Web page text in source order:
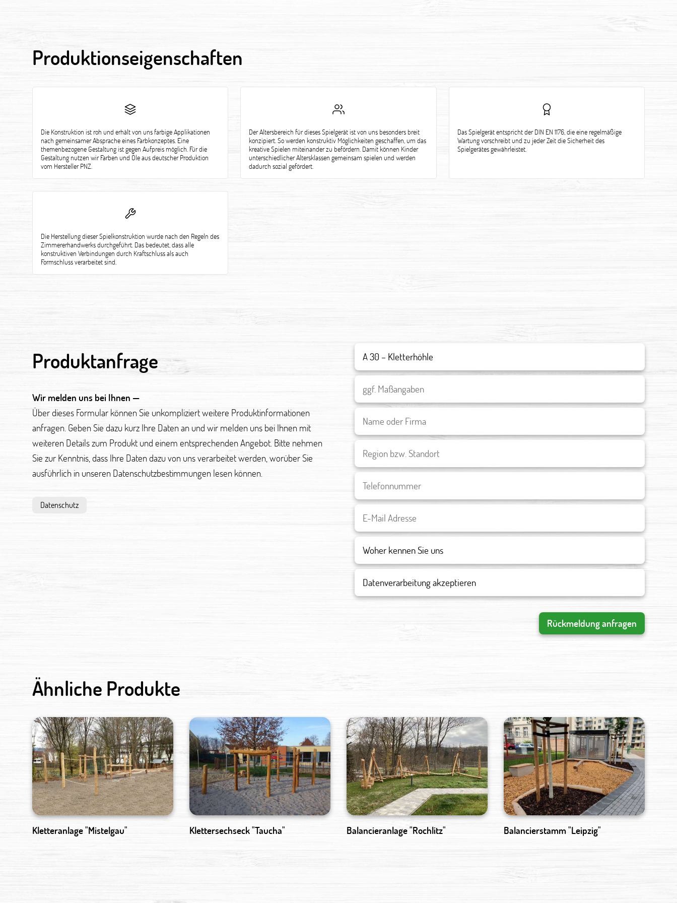
Produktionseigenschaften
Die Konstruktion ist roh und erhält von uns farbige Applikationen
nach gemeinsamer Absprache eines Farbkonzeptes. Eine
themenbezogene Gestaltung ist gegen Aufpreis möglich. Für die
Gestaltung nutzen wir Farben und Öle aus deutscher Produktion
vom Hersteller PNZ.
Der Altersbereich für dieses Spielgerät ist von uns besonders breit
konzipiert. So werden konstruktiv Möglichkeiten geschaffen, um das
kreative Spielen miteinander zu befördern. Damit können Kinder
unterschiedlicher Altersklassen gemeinsam spielen und werden
dadurch sozial gefördert.
Das Spielgerät entspricht der DIN EN 1176, die eine regelmäßige
Wartung vorschreibt und zu jeder Zeit die Sicherheit des
Spielgerätes gewährleistet.
Die Herstellung dieser Spielkonstruktion wurde nach den Regeln des
Zimmererhandwerks durchgeführt. Das bedeutet, dass alle
konstruktiven Verbindungen durch Kraftschluss als auch
Formschluss verarbeitet sind.
Produktanfrage
Wir melden uns bei Ihnen —
Über dieses Formular können Sie unkompliziert weitere Produktinformationen
anfragen. Geben Sie dazu kurz Ihre Daten an und wir melden uns bei Ihnen mit
weiteren Details zum Produkt und einem entsprechenden Angebot. Bitte nehmen
Sie zur Kenntnis, dass Ihre Daten dazu von uns verarbeitet werden, worüber Sie
ausführlich in unseren Datenschutzbestimmungen lesen können.
Datenschutz
Datenverarbeitung akzeptieren
Rückmeldung anfragen
Ähnliche Produkte
Kletteranlage "Mistelgau" Klettersechseck "Taucha" Balancieranlage "Rochlitz" Balancierstamm "Leipzig"